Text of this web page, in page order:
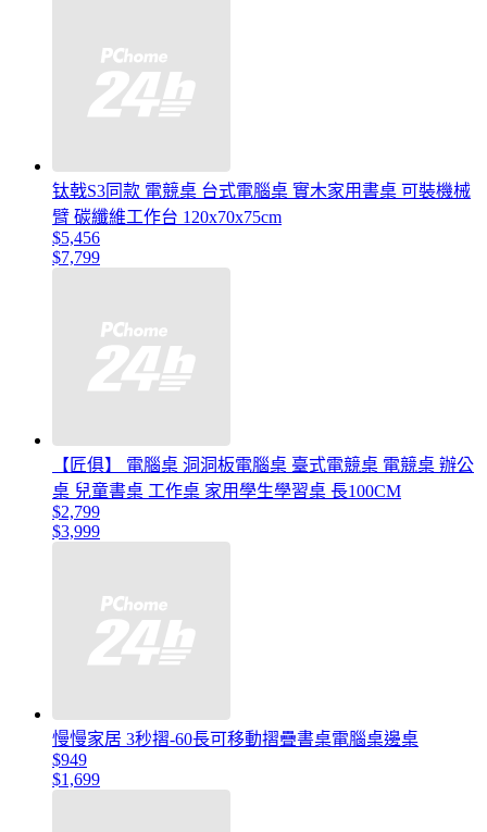
钛戟S3同款 電競桌 台式電腦桌 實木家用書桌 可裝機械
臂 碳纖維工作台 120x70x75cm
$5,456
$7,799
【匠俱】 電腦桌 洞洞板電腦桌 臺式電競桌 電競桌 辦公
桌 兒童書桌 工作桌 家用學生學習桌 長100CM
$2,799
$3,999
慢慢家居 3秒摺-60長可移動摺疊書桌電腦桌邊桌
$949
$1,699